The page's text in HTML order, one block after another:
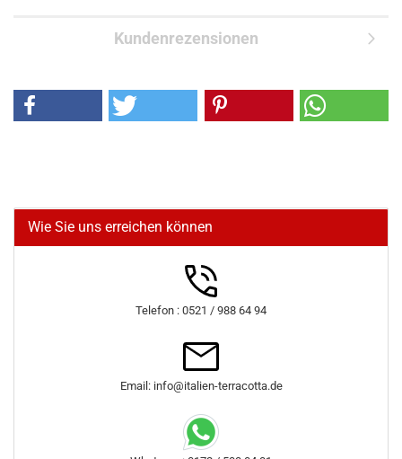
Kundenrezensionen
Wie Sie uns erreichen können
Telefon : 0521 / 988 64 94
Email: info@italien-terracotta.de